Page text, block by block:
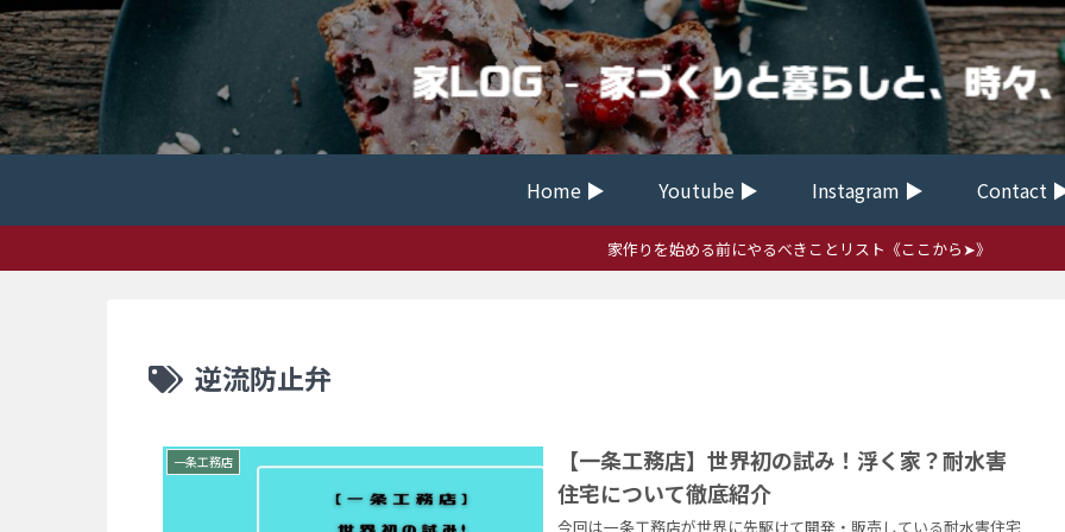
Home ▶ Youtube ▶ Instagram ▶ Contact
家作りを始める前にやるべきことリスト《ここから➤》
逆流防止弁
一条工務店
【一条工務店】世界初の試み！浮く家？耐水害
住宅について徹底紹介
今回は一条工務店が世界に先駆けて開発・販売している耐水害住宅